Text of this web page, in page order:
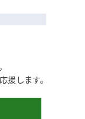
します。